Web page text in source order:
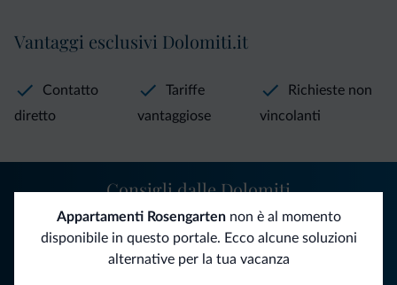
Appartamenti Rosengartennon è al momento
disponibile in questo portale. Ecco alcune soluzioni
alternative per la tua vacanza
Vantaggi esclusivi Dolomiti.it
Contatto
diretto
Tariffe
vantaggiose
Richieste non
vincolanti
Consigli dalle Dolomiti
Riceverai informazioni, offerte esclusive e news per la tua
vacanza nelle Dolomiti.